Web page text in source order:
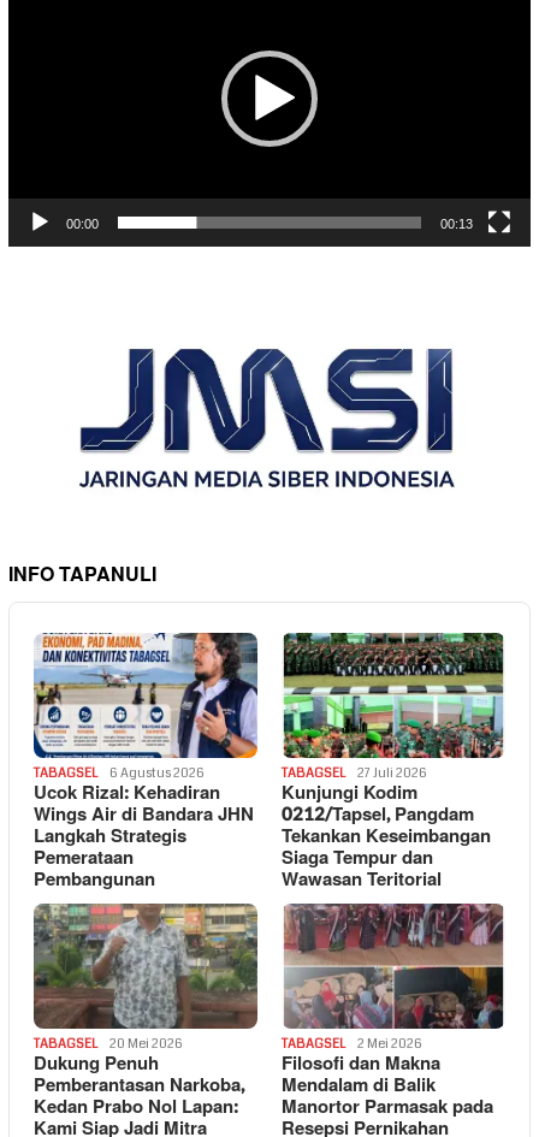
00:00 00:13
INFO TAPANULI
TABAGSEL 6 Agustus 2026
Ucok Rizal: Kehadiran
Wings Air di Bandara JHN
Langkah Strategis
Pemerataan
Pembangunan
TABAGSEL 27 Juli 2026
Kunjungi Kodim
0212/Tapsel, Pangdam
Tekankan Keseimbangan
Siaga Tempur dan
Wawasan Teritorial
TABAGSEL 20 Mei 2026
Dukung Penuh
Pemberantasan Narkoba,
Kedan Prabo Nol Lapan:
Kami Siap Jadi Mitra
TABAGSEL 2 Mei 2026
Filosofi dan Makna
Mendalam di Balik
Manortor Parmasak pada
Resepsi Pernikahan